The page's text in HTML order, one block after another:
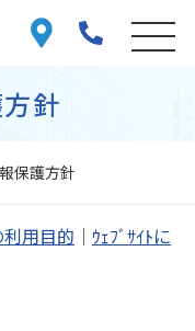
保護方針
針
用目的 ｜ ｳｪﾌﾞｻｲﾄに